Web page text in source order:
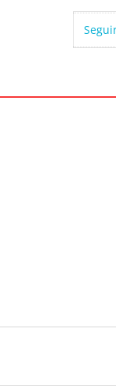
coches
melón
5